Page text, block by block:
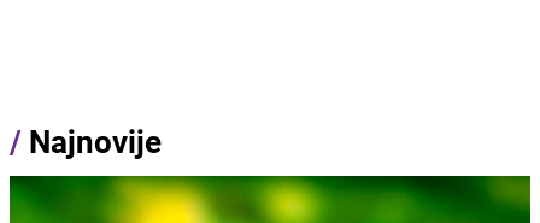
/ Najnovije